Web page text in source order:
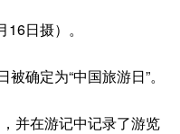
时尚 悦读
亚太网 上市公司
日摄）。
确定为“中国旅游日”。
并在游记中记录了游览